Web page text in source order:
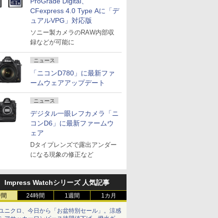
CFexpress 4.0 Type Aに「デ
ュアルVPG」対応版
ソニー製カメラのRAW内部収
録などが可能に
ニュース
「ニコンD780」に最新ファ
ームウェアアップデート
ニュース
デジタル一眼レフカメラ「ニ
コンD6」に最新ファームウ
ェア
Dタイプレンズで露出アンダー
になる現象の修正など
Impress Watchシリーズ 人気記事
24時間 1週間 1カ月
ニクロ、今日から「お盆特別セール」。涼感